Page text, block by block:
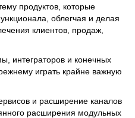
продуктов, которые
облегчая и делая
клиентов, продаж,
интеграторов и конечных
играть крайне важную
и расширение каналов
расширения модульных